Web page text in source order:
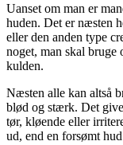
Uanset om man er
huden. Det er næsten
eller den anden type
noget, man skal bruge
kulden.
Næsten alle kan altså
blød og stærk. Det
tør, kløende eller
ud, end en forsømt